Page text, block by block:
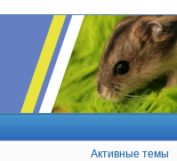
Активные темы